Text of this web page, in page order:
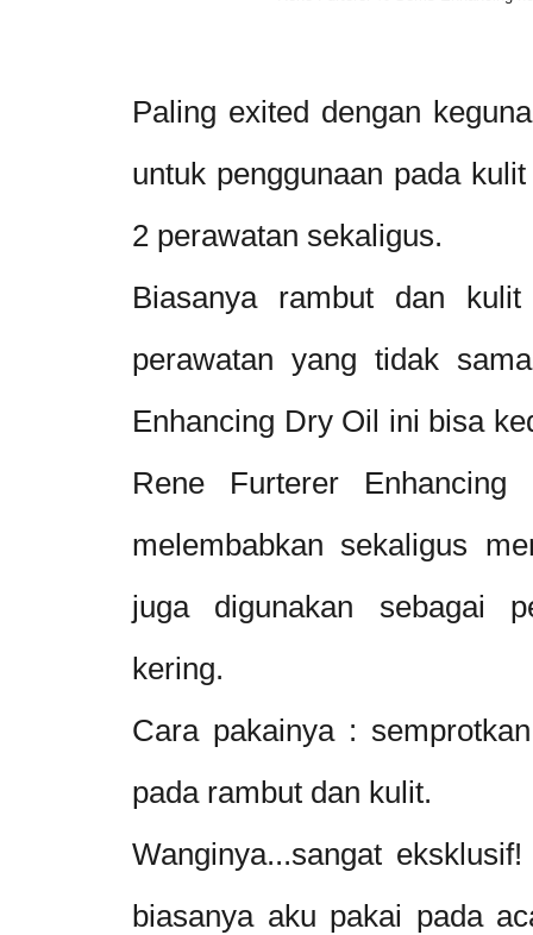
Paling exited dengan
untuk penggunaan pada
2 perawatan sekaligus.
Biasanya rambut dan
perawatan yang tidak
Enhancing Dry Oil ini bisa
Rene Furterer
melembabkan sekaligus
juga digunakan sebagai
kering.
Cara pakainya :
pada rambut dan kulit.
Wanginya...sangat
biasanya aku pakai pada